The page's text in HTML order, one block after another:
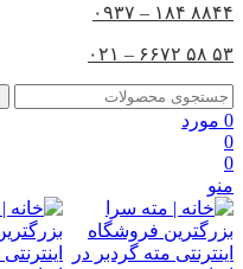
۸۸۴۴ ۱۸۴ – ۰۹۳۷
۵۳ ۵۸ ۶۶۷۲ – ۰۲۱
0 مورد
0
0
منو